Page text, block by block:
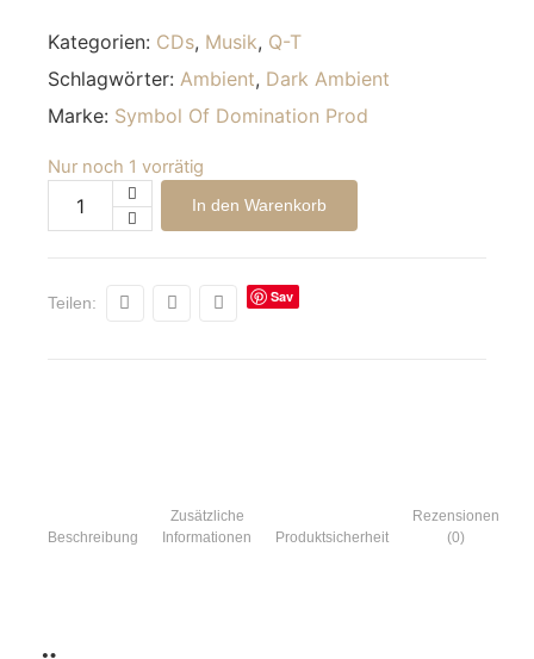
Kategorien: CDs, Musik, Q-T
Schlagwörter: Ambient, Dark Ambient
Marke: Symbol Of Domination Prod
Nur noch 1 vorrätig
In den Warenkorb
Alternative:
Teilen:
Sav
Beschreibung
Zusätzliche
Informationen
Produktsicherheit
Rezensionen
(0)